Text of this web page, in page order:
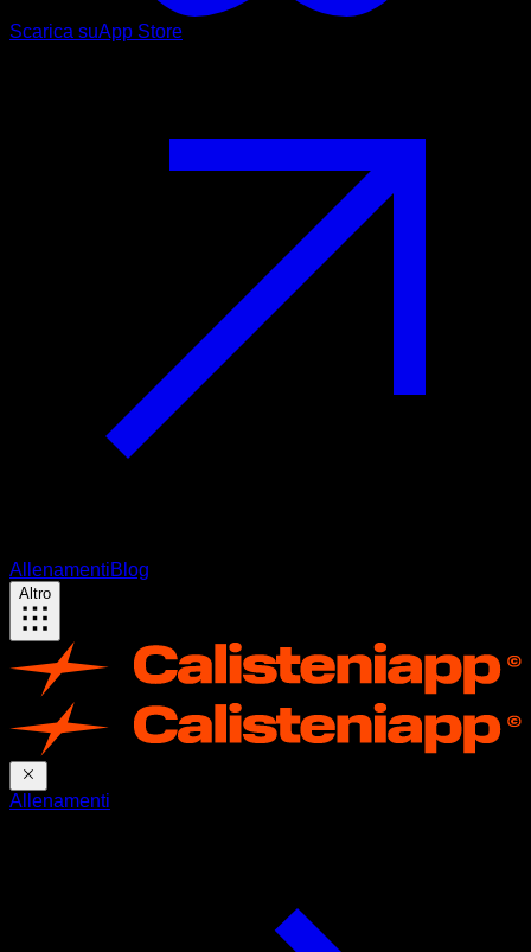
Scarica suApp Store
AllenamentiBlog
Altro
Allenamenti